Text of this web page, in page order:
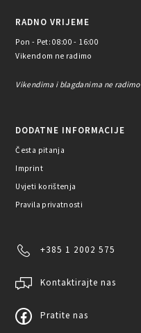
RADNO VRIJEME
Pon - Pet: 08:00 - 16:00
Vikendom ne radimo
Vikendima i blagdanima ne radimo
DODATNE INFORMACIJE
Česta pitanja
Imprint
Uvjeti korištenja
Pravila privatnosti
+385 1 2002 575
Kontaktirajte nas
Pratite nas